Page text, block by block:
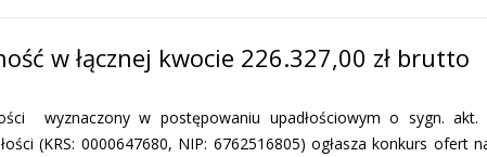
w łącznej kwocie 226.327,00 zł brutto
wyznaczony w postępowaniu upadłościowym o sygn. akt.
(KRS: 0000647680, NIP: 6762516805) ogłasza konkurs ofert